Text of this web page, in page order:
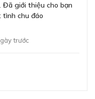
trang bị với 14
mi (Hemden), Chăn
Đồ thể thao
Vải
Nhanh/ Kết
Len (Wolle
(Kindersicherung)
Chống nhăn 60
(Knitterschutz
Đã giới thiệu cho bạn
tình chu đáo
trước